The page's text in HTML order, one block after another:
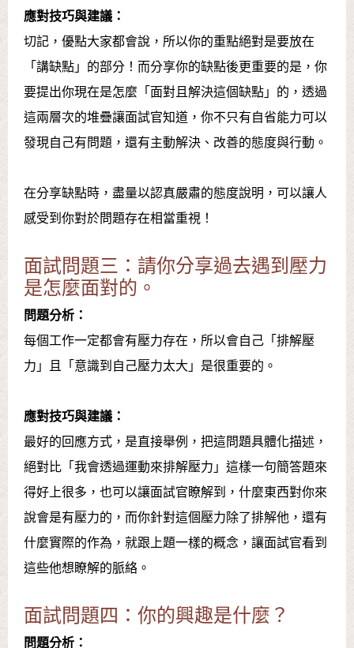
應對技巧與建議：
切記，優點大家都會說，所以你的重點絕對是要放在
「講缺點」的部分！而分享你的缺點後更重要的是，你
要提出你現在是怎麼「面對且解決這個缺點」的，透過
這兩層次的堆疊讓面試官知道，你不只有自省能力可以
發現自己有問題，還有主動解決、改善的態度與行動。
在分享缺點時，盡量以認真嚴肅的態度說明，可以讓人
感受到你對於問題存在相當重視！
面試問題三：請你分享過去遇到壓力
是怎麼面對的。
問題分析：
每個工作一定都會有壓力存在，所以會自己「排解壓
力」且「意識到自己壓力太大」是很重要的。
應對技巧與建議：
最好的回應方式，是直接舉例，把這問題具體化描述，
絕對比「我會透過運動來排解壓力」這樣一句簡答題來
得好上很多，也可以讓面試官瞭解到，什麼東西對你來
說會是有壓力的，而你針對這個壓力除了排解他，還有
什麼實際的作為，就跟上題一樣的概念，讓面試官看到
這些他想瞭解的脈絡。
面試問題四：你的興趣是什麼？
問題分析：